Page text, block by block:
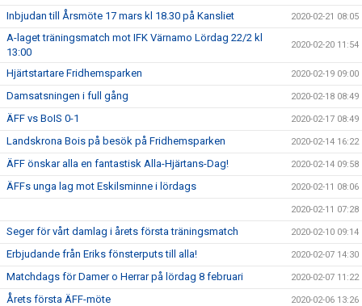
Inbjudan till Årsmöte 17 mars kl 18.30 på Kansliet 2020-02-21 08:05
A-laget träningsmatch mot IFK Värnamo Lördag 22/2 kl
13:00
2020-02-20 11:54
Hjärtstartare Fridhemsparken 2020-02-19 09:00
Damsatsningen i full gång 2020-02-18 08:49
ÄFF vs BoIS 0-1 2020-02-17 08:49
Landskrona Bois på besök på Fridhemsparken 2020-02-14 16:22
ÄFF önskar alla en fantastisk Alla-Hjärtans-Dag! 2020-02-14 09:58
ÄFFs unga lag mot Eskilsminne i lördags 2020-02-11 08:06
2020-02-11 07:28
Seger för vårt damlag i årets första träningsmatch 2020-02-10 09:14
Erbjudande från Eriks fönsterputs till alla! 2020-02-07 14:30
Matchdags för Damer o Herrar på lördag 8 februari 2020-02-07 11:22
Årets första ÄFF-möte 2020-02-06 13:26